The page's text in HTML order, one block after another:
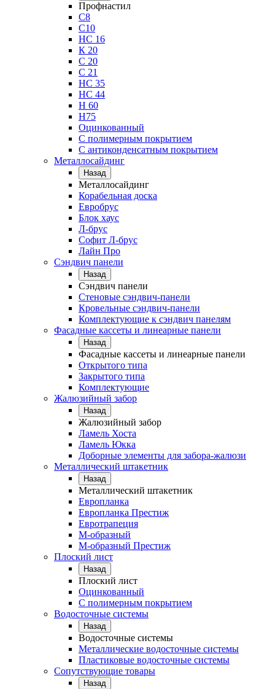
Профнастил
С8
С10
НС 16
К 20
С 20
С 21
НС 35
НС 44
Н 60
Н75
Оцинкованный
С полимерным покрытием
С антиконденсатным покрытием
Металлосайдинг
Назад
Металлосайдинг
Корабельная доска
Евробрус
Блок хаус
Л-брус
Софит Л-брус
Лайн Про
Сэндвич панели
Назад
Сэндвич панели
Стеновые сэндвич-панели
Кровельные сэндвич-панели
Комплектующие к сэндвич панелям
Фасадные кассеты и линеарные панели
Назад
Фасадные кассеты и линеарные панели
Открытого типа
Закрытого типа
Комплектующие
Жалюзийный забор
Назад
Жалюзийный забор
Ламель Хоста
Ламель Юкка
Доборные элементы для забора-жалюзи
Металлический штакетник
Назад
Металлический штакетник
Европланка
Европланка Престиж
Евротрапеция
М-образный
М-образный Престиж
Плоский лист
Назад
Плоский лист
Оцинкованный
С полимерным покрытием
Водосточные системы
Назад
Водосточные системы
Металлические водосточные системы
Пластиковые водосточные системы
Сопутствующие товары
Назад